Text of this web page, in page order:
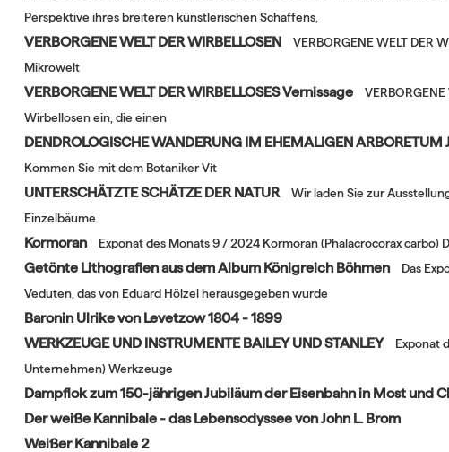
Perspektive ihres breiteren künstlerischen Schaffens,
VERBORGENE WELT DER WIRBELLOSEN
VERBORGENE WELT DER
Mikrowelt
VERBORGENE WELT DER WIRBELLOSES Vernissage
Wirbellosen ein, die einen
DENDROLOGISCHE WANDERUNG IM EHEMALIGEN ARBORETUM
Kommen Sie mit dem Botaniker Vít
UNTERSCHÄTZTE SCHÄTZE DER NATUR
Wir laden Sie zur
Einzelbäume
Kormoran Exponat des Monats 9 / 2024 Kormoran (Phalacrocorax
Getönte Lithografien aus dem Album Königreich Böhmen
Das
Veduten, das von Eduard Hölzel herausgegeben wurde
Baronin Ulrike von Levetzow 1804 - 1899
WERKZEUGE UND INSTRUMENTE BAILEY UND STANLEY
Exponat
Unternehmen) Werkzeuge
Dampflok zum 150-jährigen Jubiläum der Eisenbahn in Most und
Der weiße Kannibale - das Lebensodyssee von John L. Brom
Weißer Kannibale 2